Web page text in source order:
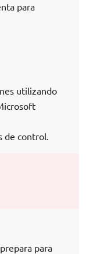
para
utilizando
de control.
para